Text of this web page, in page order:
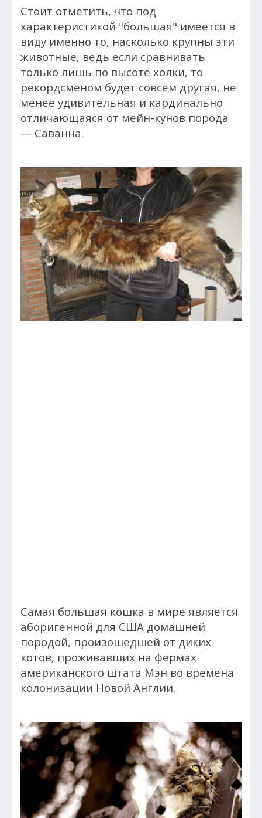
Стоит отметить, что под
характеристикой "большая" имеется в
виду именно то, насколько крупны эти
животные, ведь если сравнивать
только лишь по высоте холки, то
рекордсменом будет совсем другая, не
менее удивительная и кардинально
отличающаяся от мейн-кунов порода
— Саванна.
Самая большая кошка в мире является
аборигенной для США домашней
породой, произошедшей от диких
котов, проживавших на фермах
американского штата Мэн во времена
колонизации Новой Англии.